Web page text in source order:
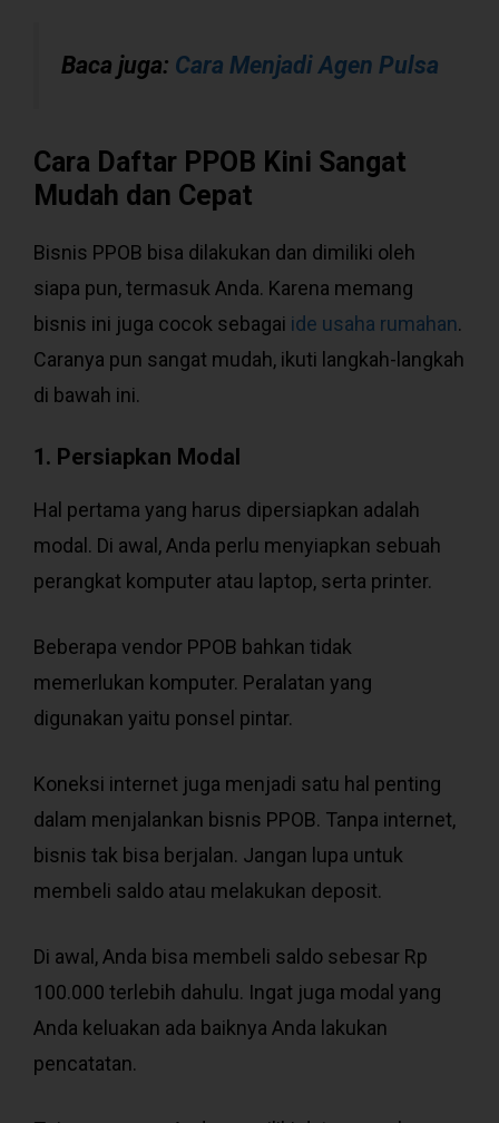
Baca juga: Cara Menjadi Agen Pulsa
Cara Daftar PPOB Kini Sangat
Mudah dan Cepat
Bisnis PPOB bisa dilakukan dan dimiliki oleh
siapa pun, termasuk Anda. Karena memang
bisnis ini juga cocok sebagai ide usaha rumahan.
Caranya pun sangat mudah, ikuti langkah-langkah
di bawah ini.
1. Persiapkan Modal
Hal pertama yang harus dipersiapkan adalah
modal. Di awal, Anda perlu menyiapkan sebuah
perangkat komputer atau laptop, serta printer.
Beberapa vendor PPOB bahkan tidak
memerlukan komputer. Peralatan yang
digunakan yaitu ponsel pintar.
Koneksi internet juga menjadi satu hal penting
dalam menjalankan bisnis PPOB. Tanpa internet,
bisnis tak bisa berjalan. Jangan lupa untuk
membeli saldo atau melakukan deposit.
Di awal, Anda bisa membeli saldo sebesar Rp
100.000 terlebih dahulu. Ingat juga modal yang
Anda keluakan ada baiknya Anda lakukan
pencatatan.